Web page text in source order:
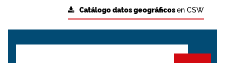
Catálogo datos geográficosen CSW